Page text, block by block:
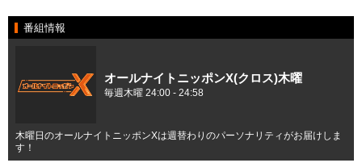
番組情報
オールナイトニッポンX(クロス)木曜
毎週木曜 24:00 - 24:58
木曜日のオールナイトニッポンXは週替わりのパーソナリティがお届けしま
す！